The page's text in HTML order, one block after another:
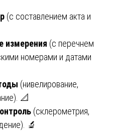
(с составлением акта и
измерения (с перечнем
номерами и датами
(нивелирование,
📐
(склерометрия,
🔬